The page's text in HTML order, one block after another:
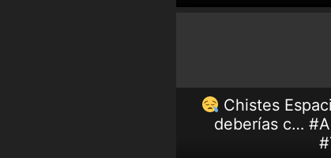
Chistes
deberías c…